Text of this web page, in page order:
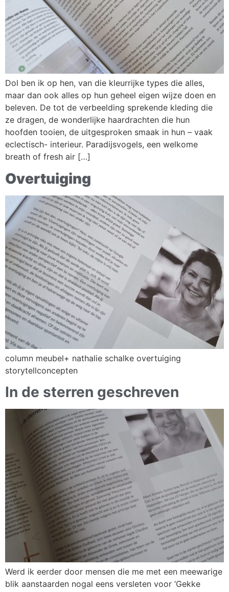
Dol ben ik op hen, van die kleurrijke types die alles,
maar dan ook alles op hun geheel eigen wijze doen en
beleven. De tot de verbeelding sprekende kleding die
ze dragen, de wonderlijke haardrachten die hun
hoofden tooien, de uitgesproken smaak in hun – vaak
eclectisch- interieur. Paradijsvogels, een welkome
breath of fresh air […]
Overtuiging
column meubel+ nathalie schalke overtuiging
storytellconcepten
In de sterren geschreven
Werd ik eerder door mensen die me met een meewarige
blik aanstaarden nogal eens versleten voor ‘Gekke